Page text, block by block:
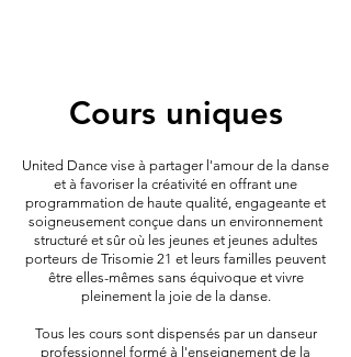
Cours uniques
United Dance vise à partager l'amour de la danse
et à favoriser la créativité en offrant une
programmation de haute qualité, engageante et
soigneusement conçue dans un environnement
structuré et sûr où les jeunes et jeunes adultes
porteurs de Trisomie 21 et leurs familles peuvent
être elles-mêmes sans équivoque et vivre
pleinement la joie de la danse.
Tous les cours sont dispensés par un danseur
professionnel formé à l'enseignement de la